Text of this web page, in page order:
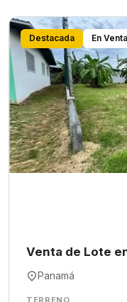
Destacada En Venta
Venta de Lote
Panamá
TERRENO